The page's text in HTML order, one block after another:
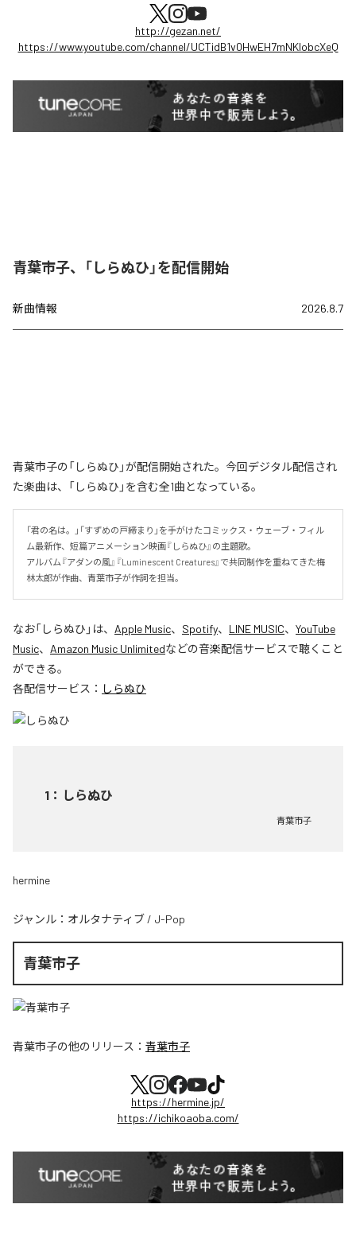
http://gezan.net/
https://www.youtube.com/channel/UCTidB1v0HwEH7mNKlobcXeQ
青葉市子、「しらぬひ」を配信開始
新曲情報 2026.8.7
青葉市子の「しらぬひ」が配信開始された。今回デジタル配信され
た楽曲は、「しらぬひ」を含む全1曲となっている。
「君の名は。」「すずめの戸締まり」を手がけたコミックス・ウェーブ・フィル
ム最新作、短篇アニメーション映画『しらぬひ』の主題歌。
アルバム『アダンの風』『Luminescent Creatures』で共同制作を重ねてきた梅
林太郎が作曲、青葉市子が作詞を担当。
なお「しらぬひ 」は、 Apple Music、 Spotify、 LINE MUSIC、 YouTube
Music、 Amazon Music Unlimitedなどの音楽配信サービスで聴くこと
ができる。
各配信サービス： しらぬひ
1 ： しらぬひ
青葉市子
hermine
ジャンル： オルタナティブ / J-Pop
青葉市子
青葉市子の他のリリース： 青葉市子
https://hermine.jp/
https://ichikoaoba.com/